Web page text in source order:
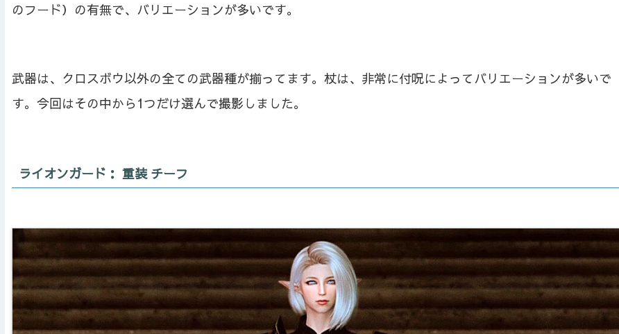
のフード）の有無で、バリエーションが多いです。
武器は、クロスボウ以外の全ての武器種が揃ってます。杖は、非常に付呪によってバリエーションが多いで
す。今回はその中から1つだけ選んで撮影しました。
ライオンガード： 重装 チーフ